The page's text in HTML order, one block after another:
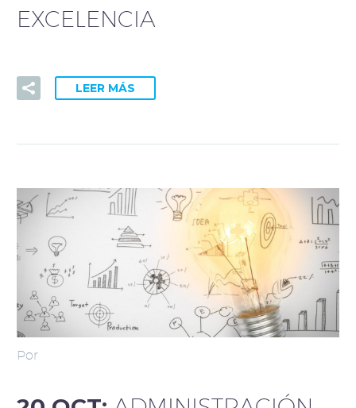
EXCELENCIA
LEER MÁS
Por